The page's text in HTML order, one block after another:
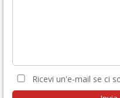
Ricevi un'e-mail se ci